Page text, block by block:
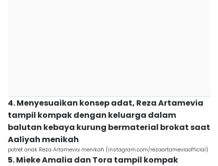
4. Menyesuaikan konsep adat, Reza Artamevia
tampil kompak dengan keluarga dalam
balutan kebaya kurung bermaterial brokat saat
Aaliyah menikah
potret anak Reza Artamevia menikah (instagram.com/rezaartameviaofficial)
5. Mieke Amalia dan Tora tampil kompak